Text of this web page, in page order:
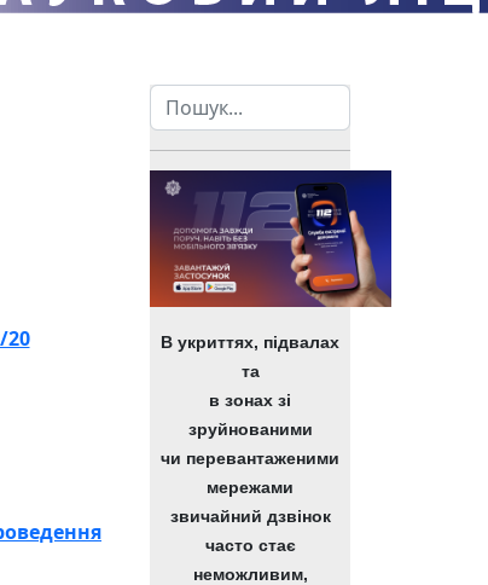
20
Пошук
В укриттях, підвалах
та
в зонах зі
зруйнованими
чи перевантаженими
мережами
звичайний дзвінок
часто стає
неможливим,